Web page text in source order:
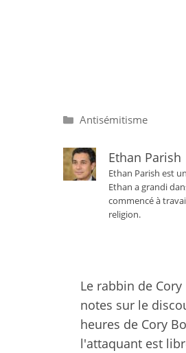
Catégories
Antisémitisme
Ethan Parish
Ethan Parish est
Ethan a grandi
commencé à
religion.
Le rabbin de
notes sur le
heures de Cory
l'attaquant est